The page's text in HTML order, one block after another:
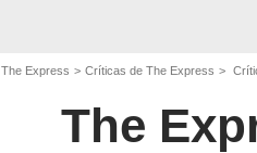
The Express Críticas de The Express
The